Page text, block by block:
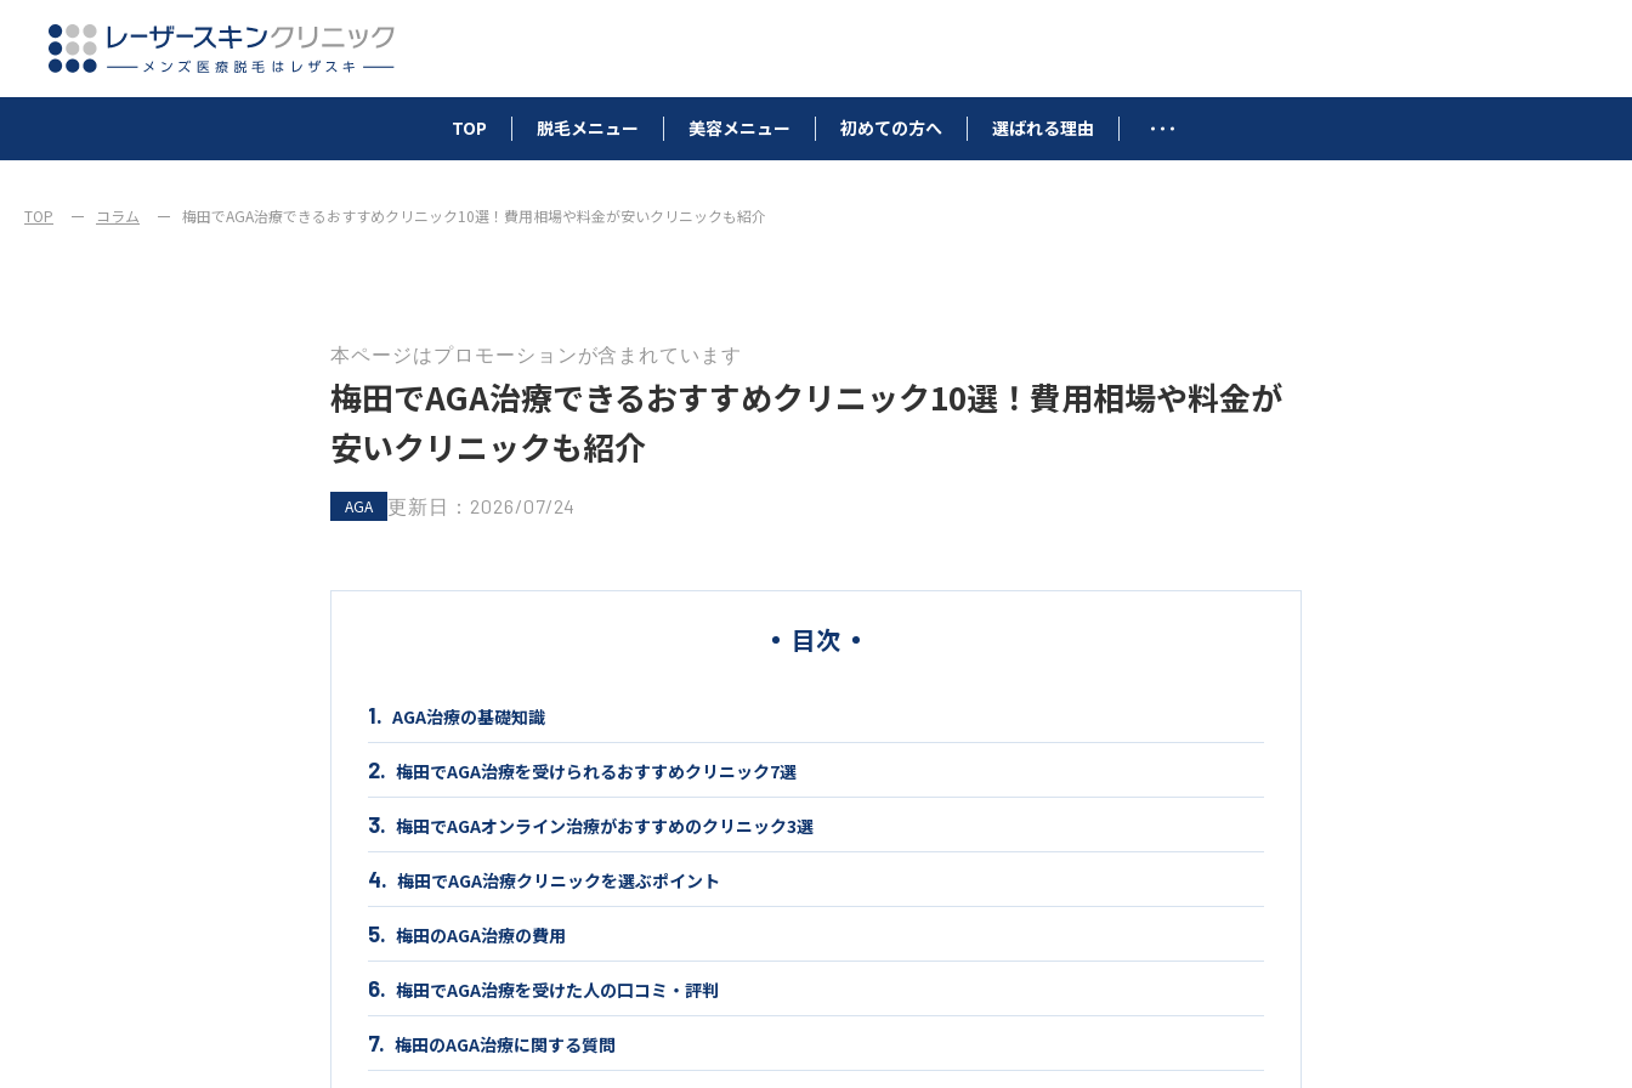
TOP 脱毛メニュー 美容メニュー 初めての方へ 選ばれる理由
TOP コラム 梅田でAGA治療できるおすすめクリニック10選！費用相場や料金が安いクリニックも紹介
本ページはプロモーションが含まれています
梅田でAGA治療できるおすすめクリニック10選！費用相場や料金が
安いクリニックも紹介
AGA 更新日：2026/07/24
目次
AGA治療の基礎知識
梅田でAGA治療を受けられるおすすめクリニック7選
梅田でAGAオンライン治療がおすすめのクリニック3選
梅田でAGA治療クリニックを選ぶポイント
梅田のAGA治療の費用
梅田でAGA治療を受けた人の口コミ・評判
梅田のAGA治療に関する質問